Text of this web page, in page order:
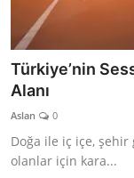
Türkiye’nin
Alanı
Aslan 0
Doğa ile iç içe,
olanlar için kara...